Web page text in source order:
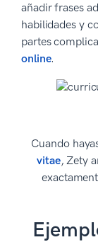
añadir frases
habilidades y
partes
online.
Cuando
vitae, Zety